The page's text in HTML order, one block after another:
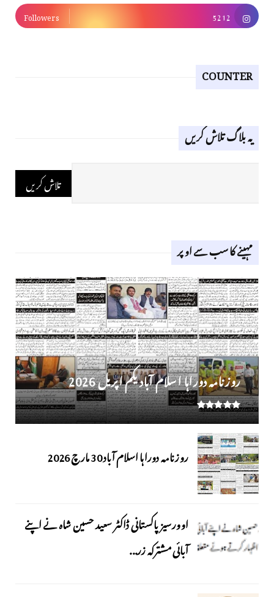
5212
Followers
COUNTER
یہ بلاگ تلاش کریں
مہینے کا سب سے اوپر
روز نامہ دوراہا اسلام آباد یکم اپریل 2026
روزنامہ دوراہا اسلام آباد 30 مارچ 2026
اوورسیز پاکستانی ڈاکٹر سعید حسین شاہ نے اپنے
آبائی مشترکہ زر...